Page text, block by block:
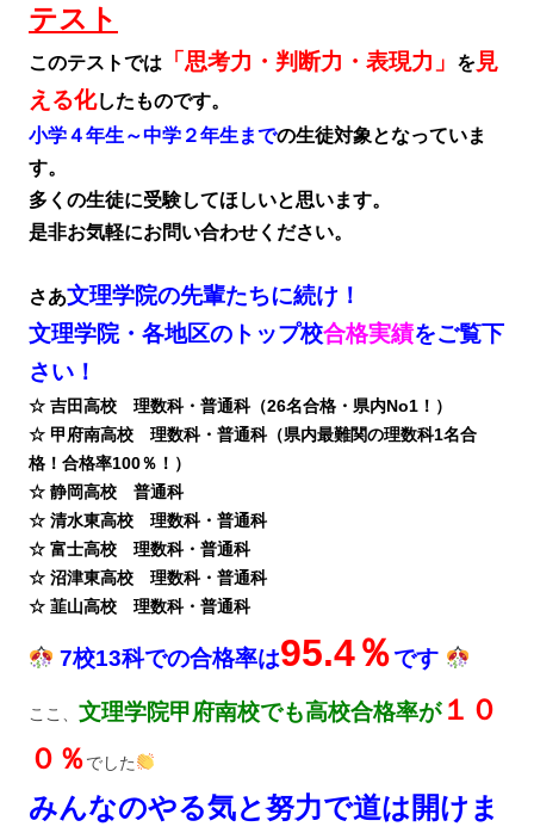
テスト
このテストでは 「思考力・判断力・表現力」 を 見
える化したものです。
小学４年生～中学２年生までの生徒対象となっていま
す。
多くの生徒に受験してほしいと思います。
是非お気軽にお問い合わせください。
さあ文理学院の先輩たちに続け！
文理学院・各地区のトップ校合格実績をご覧下
さい！
☆ 吉田高校 理数科・普通科（26名合格・県内No1！）
☆ 甲府南高校 理数科・普通科（県内最難関の理数科1名合
格！合格率100％！）
☆ 静岡高校 普通科
☆ 清水東高校 理数科・普通科
☆ 富士高校 理数科・普通科
☆ 沼津東高校 理数科・普通科
☆ 韮山高校 理数科・普通科
7校13科での合格率は95.4％です
ここ、 文理学院甲府南校でも高校合格率が１０
０％でした
みんなのやる気と努力で道は開けま